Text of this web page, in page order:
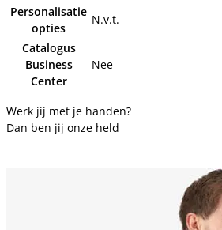
Personalisatie
opties
N.v.t.
Catalogus
Business
Center
Nee
Werk jij met je handen?
Dan ben jij onze held